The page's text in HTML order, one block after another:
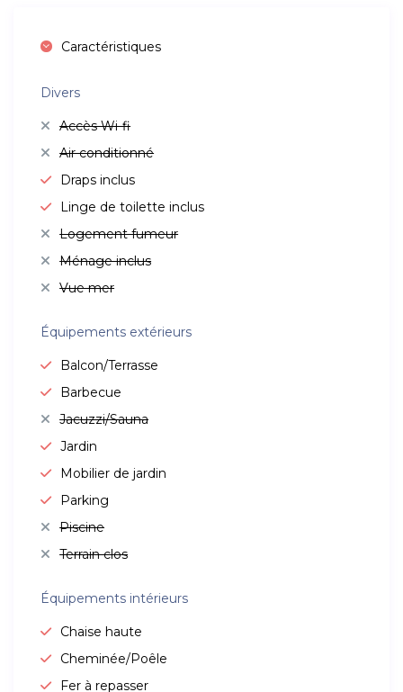
Caractéristiques
Divers
Accès Wi-fi
Air conditionné
Draps inclus
Linge de toilette inclus
Logement fumeur
Ménage inclus
Vue mer
Équipements extérieurs
Balcon/Terrasse
Barbecue
Jacuzzi/Sauna
Jardin
Mobilier de jardin
Parking
Piscine
Terrain clos
Équipements intérieurs
Chaise haute
Cheminée/Poêle
Fer à repasser